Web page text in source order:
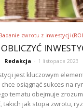
Badanie zwrotu z inwestycji
OBLICZYĆ
Redakcja - 1 listopada 2023
jest kluczowym
osiągnąć sukces na
tematu obejmuje
takich jak stopa zwrotu,